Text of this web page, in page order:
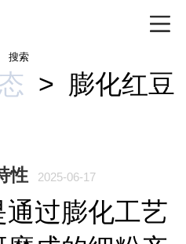
搜索
> 膨化红豆
性 2025-06-17
过膨化工艺